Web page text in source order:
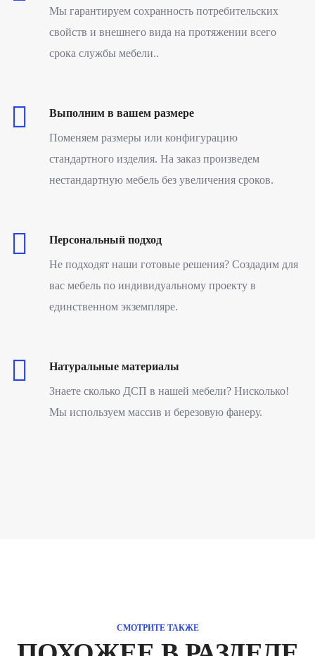
Мы гарантируем сохранность потребительских
свойств и внешнего вида на протяжении всего
срока службы мебели..
Выполним в вашем размере
Поменяем размеры или конфигурацию
стандартного изделия. На заказ произведем
нестандартную мебель без увеличения сроков.
Персональный подход
Не подходят наши готовые решения? Создадим для
вас мебель по индивидуальному проекту в
единственном экземпляре.
Натуральные материалы
Знаете сколько ДСП в нашей мебели? Нисколько!
Мы используем массив и березовую фанеру.
СМОТРИТЕ ТАКЖЕ